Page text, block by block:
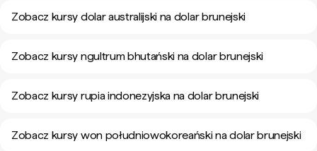
Zobacz kursy dolar australijski na dolar brunejski
Zobacz kursy ngultrum bhutański na dolar brunejski
Zobacz kursy rupia indonezyjska na dolar brunejski
Zobacz kursy won południowokoreański na dolar brunejski